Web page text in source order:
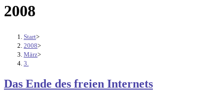
2008
Start>
2008>
März>
3.
Das Ende des freien Internets